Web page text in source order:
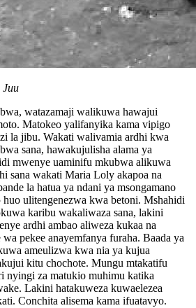
Juu
watazamaji walikuwa hawajui
Matokeo yalifanyika kama vipigo
la jibu. Wakati walivamia ardhi kwa
sana, hawakujulisha alama ya
mwenye uaminifu mkubwa alikuwa
sana wakati Maria Loly akapoa na
la hatua ya ndani ya msongamano
ulitengenezwa kwa betoni. Mshahidi
karibu wakaliwaza sana, lakini
ardhi ambao aliweza kukaa na
pekee anayemfanya furaha. Baada ya
ameulizwa kwa nia ya kujua
kitu chochote. Mungu mtakatifu
nyingi za matukio muhimu katika
Lakini hatakuweza kuwaelezea
Conchita alisema kama ifuatavyo.